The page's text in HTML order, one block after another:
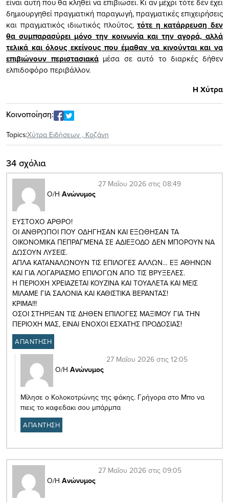
είναι αυτή που θα κληθεί να επιβιώσει. Κι αν μέχρι τότε δεν έχει
δημιουργηθεί πραγματική παραγωγή, πραγματικές επιχειρήσεις
και πραγματικός ιδιωτικός πλούτος,τότε η κατάρρευση δεν
θα συμπαρασύρει μόνο την κοινωνία και την αγορά, αλλά
τελικά και όλους εκείνους που έμαθαν να κινούνται και να
επιβιώνουν περιστασιακάμέσα σε αυτό το διαρκές δήθεν
ελπιδοφόρο περιβάλλον.
Η Χύτρα
Κοινοποίηση:
Topics:Xύτρα Ειδήσεων , Κοζάνη
34 σχόλια
Ο/Η Ανώνυμος
27 Μαΐου 2026 στις 08:49
ΕΥΣΤΟΧΟ ΑΡΘΡΟ!
ΟΙ ΑΝΘΡΩΠΟΙ ΠΟΥ ΟΔΗΓΗΣΑΝ ΚΑΙ ΕΞΩΘΗΣΑΝ ΤΑ
ΟΙΚΟΝΟΜΙΚΑ ΠΕΠΡΑΓΜΕΝΑ ΣΕ ΑΔΙΕΞΟΔΟ ΔΕΝ ΜΠΟΡΟΥΝ ΝΑ
ΔΩΣΟΥΝ ΛΥΣΕΙΣ.
ΑΠΛΑ ΚΑΤΑΝΑΛΩΝΟΥΝ ΤΙΣ ΕΠΙΛΟΓΕΣ ΑΛΛΩΝ… ΕΞ ΑΘΗΝΩΝ
ΚΑΙ ΓΙΑ ΛΟΓΑΡΙΑΣΜΟ ΕΠΙΛΟΓΩΝ ΑΠΟ ΤΙΣ ΒΡΥΞΕΛΕΣ.
Η ΠΕΡΙΟΧΗ ΧΡΕΙΑΖΕΤΑΙ ΚΟΥΖΙΝΑ ΚΑΙ ΤΟΥΑΛΕΤΑ ΚΑΙ ΜΕΙΣ
ΜΙΛΑΜΕ ΓΙΑ ΣΑΛΟΝΙΑ ΚΑΙ ΚΑΘΙΣΤΙΚΑ ΒΕΡΑΝΤΑΣ!
ΚΡΙΜΑ!!!
ΟΣΟΙ ΣΤΗΡΙΞΑΝ ΤΙΣ ΔΗΘΕΝ ΕΠΙΛΟΓΕΣ ΜΑΞΙΜΟΥ ΓΙΑ ΤΗΝ
ΠΕΡΙΟΧΗ ΜΑΣ, ΕΙΝΑΙ ΕΝΟΧΟΙ ΕΣΧΑΤΗΣ ΠΡΟΔΟΣΙΑΣ!
ΑΠΑΝΤΗΣΗ
Ο/Η Ανώνυμος
27 Μαΐου 2026 στις 12:05
Μίλησε ο Κολοκοτρώνης της φάκης. Γρήγορα στο Μπο να
πιεις το καφεδακι σου μπάρμπα
ΑΠΑΝΤΗΣΗ
Ο/Η Ανώνυμος
27 Μαΐου 2026 στις 09:05